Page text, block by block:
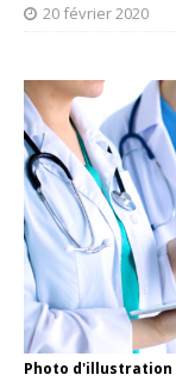
20 février 2020
Photo d'illustration